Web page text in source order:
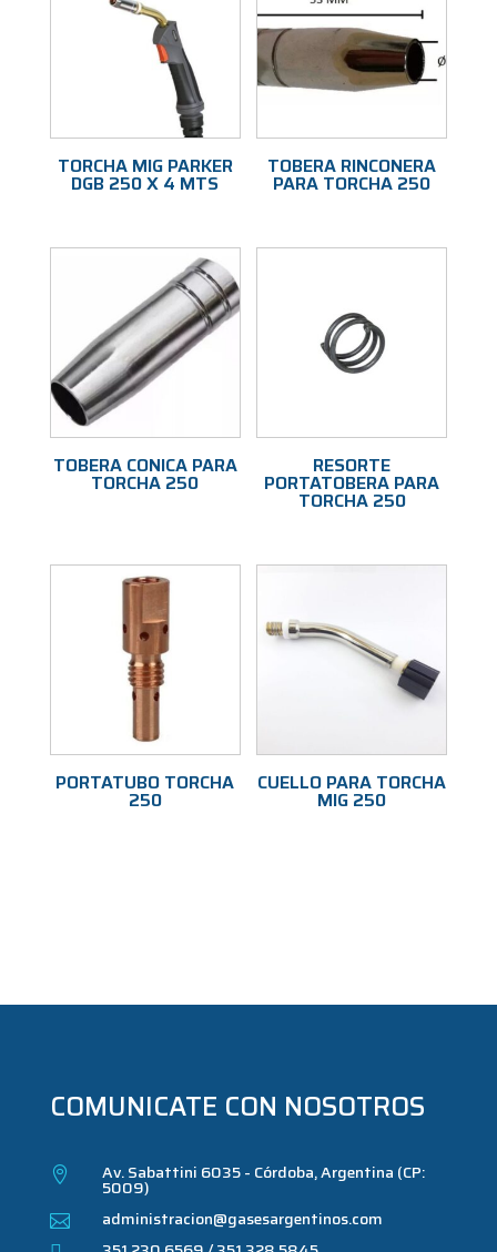
TORCHA MIG PARKER
DGB 250 X 4 MTS
TOBERA RINCONERA
PARA TORCHA 250
TOBERA CONICA PARA
TORCHA 250
RESORTE
PORTATOBERA PARA
TORCHA 250
PORTATUBO TORCHA
250
CUELLO PARA TORCHA
MIG 250
COMUNICATE CON NOSOTROS
 Av. Sabattini 6035 - Córdoba, Argentina (CP:
5009)
 administracion@gasesargentinos.com